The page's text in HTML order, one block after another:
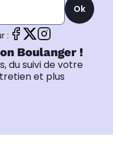
Ok
:
Boulanger !
du suivi de votre
et plus